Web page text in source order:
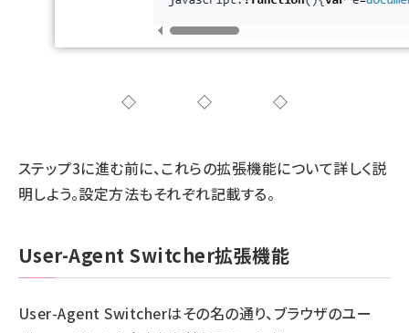
◇◇◇
ステップ3に進む前に、これらの拡張機能について詳しく説
明しよう。設定方法もそれぞれ記載する。
User-Agent Switcher拡張機能
User-Agent Switcherはその名の通り、ブラウザのユー